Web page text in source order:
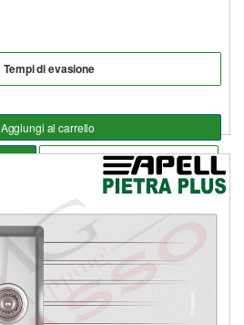
Tempi di evasione
Aggiungi al carrello
Aggiungi alla lista